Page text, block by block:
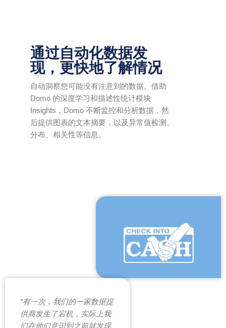
通过自动化数据发
现，更快地了解情况
自动洞察您可能没有注意到的数据。借助
Domo 的深度学习和描述性统计模块
Insights，Domo 不断监控和分析数据，然
后提供图表的文本摘要，以及异常值检测、
分布、相关性等信息。
“有一次，我们的一家数据提
供商发生了宕机，实际上我
们在他们意识到之前就发现